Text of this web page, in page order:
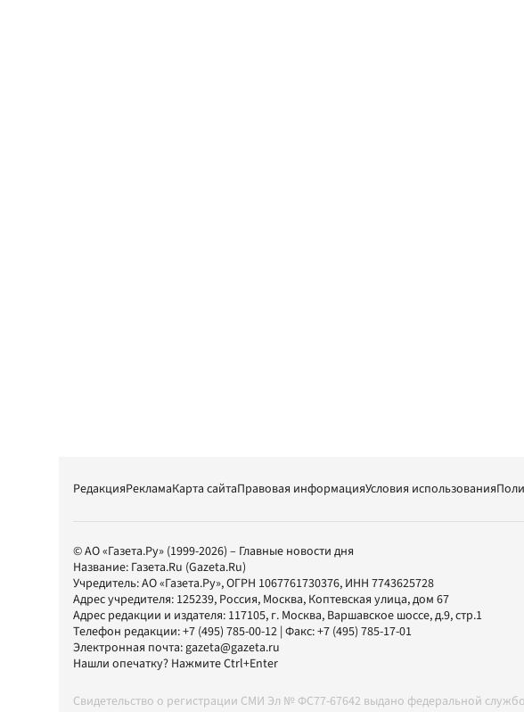
РедакцияРекламаКарта сайтаПравовая информацияУсловия использования
© АО «Газета.Ру» (1999-2026) – Главные новости дня
Название: Газета.Ru (Gazeta.Ru)
Учредитель:АО «Газета.Ру», ОГРН 1067761730376, ИНН 7743625728
Адрес учредителя: 125239, Россия, Москва, Коптевская улица, дом 67
Адрес редакции и издателя: 117105, г. Москва, Варшавское шоссе, д.9, стр.1
Телефон редакции:+7 (495) 785-00-12 | Факс:+7 (495) 785-17-01
Электронная почта:gazeta@gazeta.ru
Нашли опечатку? Нажмите Ctrl+Enter
Свидетельство о регистрации СМИ Эл № ФС77-67642 выдано федеральной